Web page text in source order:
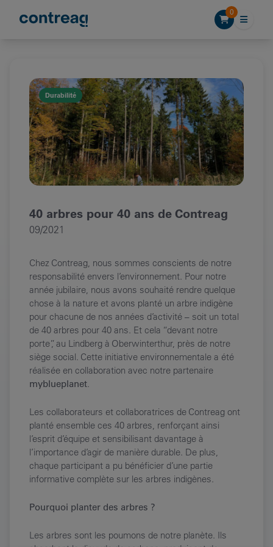
0
Durabilité
40 arbres pour 40 ans de Contreag
09/2021
Chez Contreag, nous sommes conscients de notre
responsabilité envers l’environnement. Pour notre
année jubilaire, nous avons souhaité rendre quelque
chose à la nature et avons planté un arbre indigène
pour chacune de nos années d’activité – soit un total
de 40 arbres pour 40 ans. Et cela “devant notre
porte”, au Lindberg à Oberwinterthur, près de notre
siège social. Cette initiative environnementale a été
réalisée en collaboration avec notre partenaire
myblueplanet.
Les collaborateurs et collaboratrices de Contreag ont
planté ensemble ces 40 arbres, renforçant ainsi
l’esprit d’équipe et sensibilisant davantage à
l’importance d’agir de manière durable. De plus,
chaque participant a pu bénéficier d’une partie
informative complète sur les arbres indigènes.
Pourquoi planter des arbres ?
Les arbres sont les poumons de notre planète. Ils